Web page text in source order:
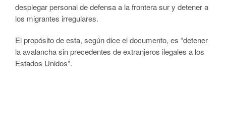
desplegar personal de defensa a la frontera sur y detener a
los migrantes irregulares.
El propósito de esta, según dice el documento, es “detener
la avalancha sin precedentes de extranjeros ilegales a los
Estados Unidos”.